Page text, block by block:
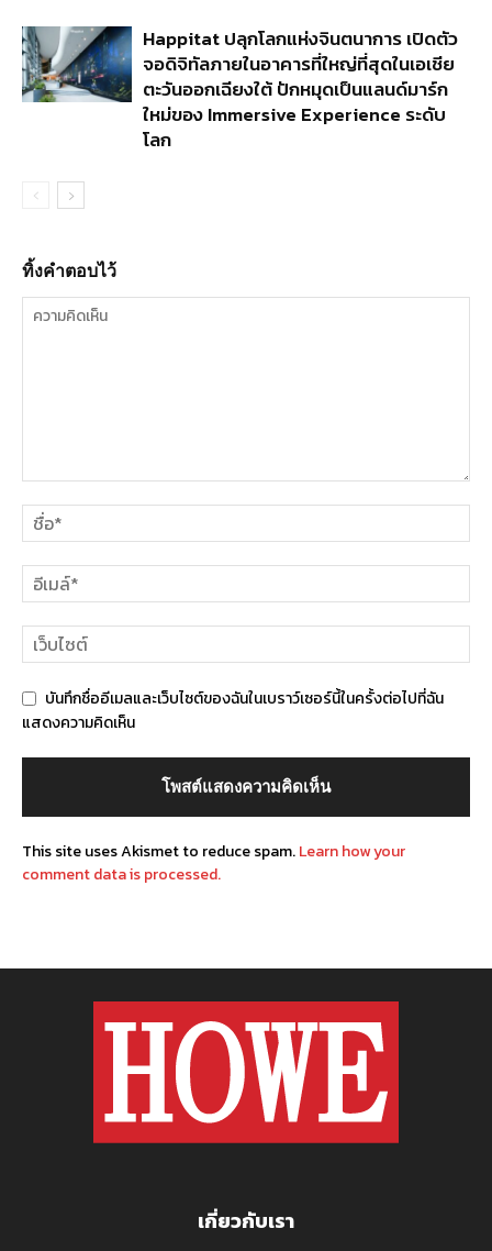
Happitat ปลุกโลกแห่งจินตนาการ เปิดตัว
จอดิจิทัลภายในอาคารที่ใหญ่ที่สุดในเอเชีย
ตะวันออกเฉียงใต้ ปักหมุดเป็นแลนด์มาร์ก
ใหม่ของ Immersive Experience ระดับ
โลก
ทิ้งคำตอบไว้
บันทึกชื่ออีเมลและเว็บไซต์ของฉันในเบราว์เซอร์นี้ในครั้งต่อไปที่ฉัน
แสดงความคิดเห็น
This site uses Akismet to reduce spam.Learn how your
comment data is processed.
เกี่ยวกับเรา